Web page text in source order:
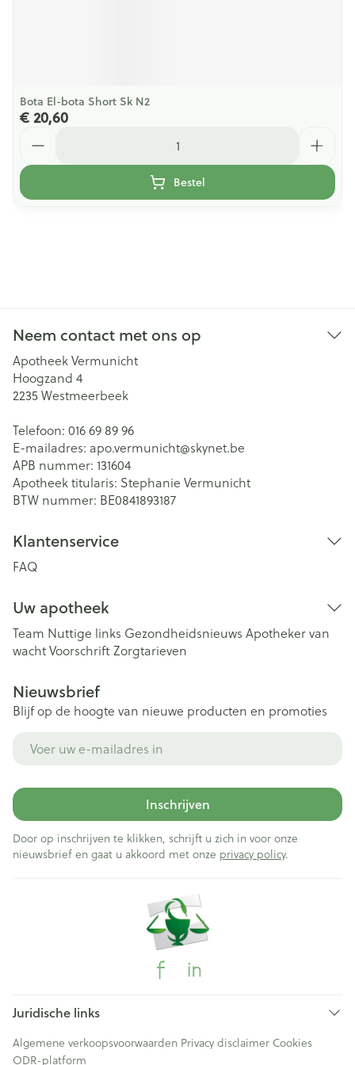
Bota El-bota Short Sk N2
€ 20,60
Bestel
Neem contact met ons op
Apotheek Vermunicht
Hoogzand 4
2235Westmeerbeek
Telefoon: 016 69 89 96
E-mailadres: apo.vermunicht@skynet.be
APB nummer: 131604
Apotheek titularis: Stephanie Vermunicht
BTW nummer: BE0841893187
Klantenservice
FAQ
Uw apotheek
Team Nuttige links Gezondheidsnieuws Apotheker van
wachtVoorschriftZorgtarieven
Nieuwsbrief
Blijf op de hoogte van nieuwe producten en promoties
Inschrijven
Door op inschrijven te klikken, schrijft u zich in voor onze
nieuwsbrief en gaat u akkoord met onze privacy policy.
Juridische links
Algemene verkoopsvoorwaarden Privacy disclaimer Cookies
ODR-platform